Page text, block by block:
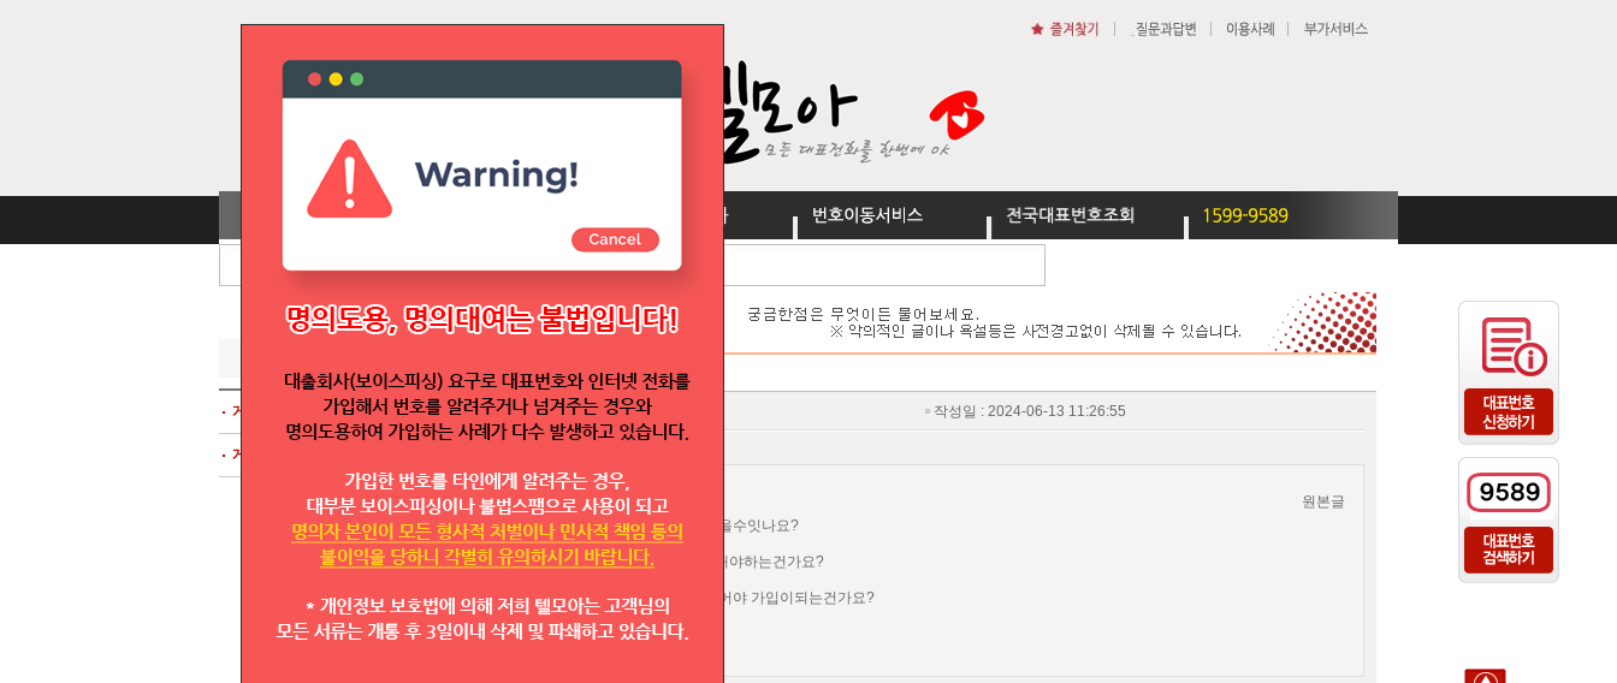
게시판 : 질문과답변
게시판
글보기
글쓴이 : 작성일 : 2024-06-13 11:26:55
원본글
법인회사인데 일반 대표번호를 받을수잇나요?
받을려면 고객센터도 같이운영을해야하는건가요?
그리고 대표번호는 꼭지회사가 있어야 가입이되는건가요?
빠른 답변부탁드립니다.